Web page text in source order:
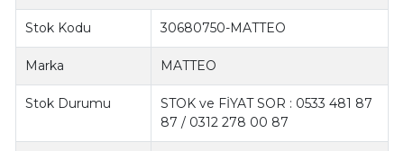
Stok Kodu 30680750-MATTEO
Marka MATTEO
Stok Durumu
STOK ve FİYAT SOR : 0533 481 87
87 / 0312 278 00 87